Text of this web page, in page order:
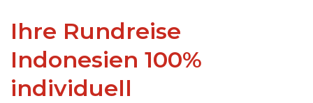
Ihre Rundreise
Indonesien 100%
individuell